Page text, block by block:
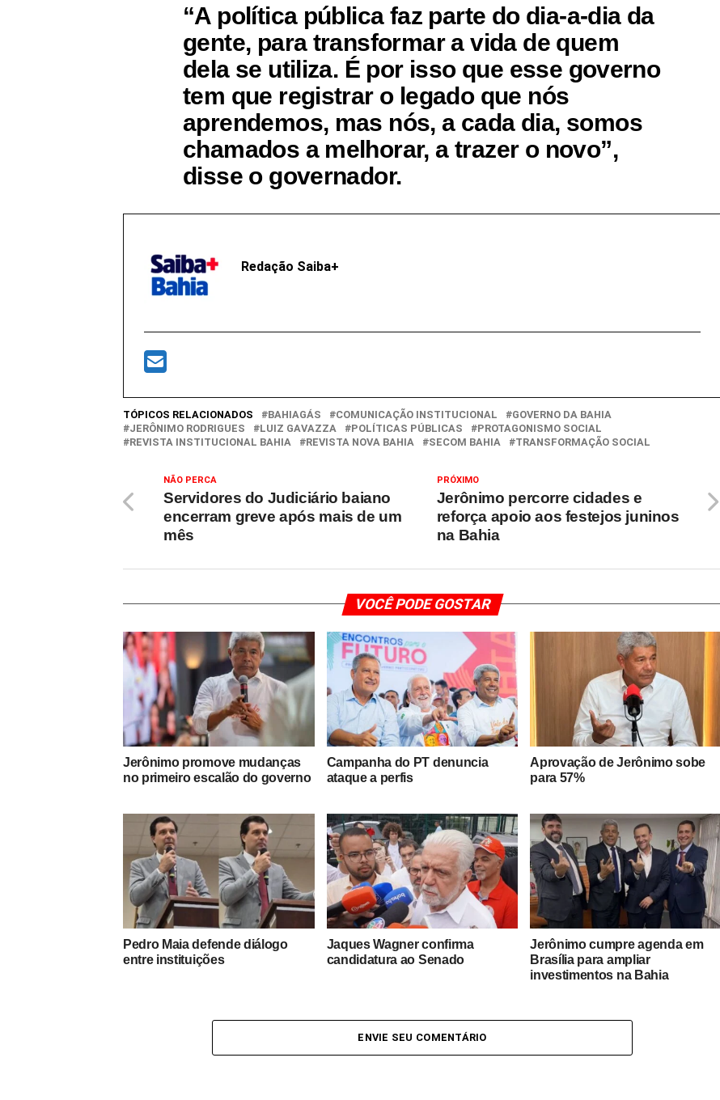
“A política pública faz parte do dia-a-dia da
gente, para transformar a vida de quem
dela se utiliza. É por isso que esse governo
tem que registrar o legado que nós
aprendemos, mas nós, a cada dia, somos
chamados a melhorar, a trazer o novo”,
disse o governador.
Redação Saiba+
TÓPICOS RELACIONADOS BAHIAGÁS COMUNICAÇÃO INSTITUCIONAL
GOVERNO DA BAHIA
JERÔNIMO RODRIGUES
LUIZ GAVAZZA POLÍTICAS PÚBLICAS
PROTAGONISMO SOCIAL
REVISTA INSTITUCIONAL BAHIA
REVISTA NOVA BAHIA SECOM BAHIA TRANSFORMAÇÃO SOCIAL
PRÓXIMO
Jerônimo percorre cidades e
reforça apoio aos festejos juninos
na Bahia
NÃO PERCA
Servidores do Judiciário baiano
encerram greve após mais de um
mês
VOCÊ PODE GOSTAR
Jerônimo promove mudanças
no primeiro escalão do governo
Campanha do PT denuncia
ataque a perfis
Aprovação de Jerônimo sobe
para 57%
Pedro Maia defende diálogo
entre instituições
Jaques Wagner confirma
candidatura ao Senado
Jerônimo cumpre agenda em
Brasília para ampliar
investimentos na Bahia
ENVIE SEU COMENTÁRIO